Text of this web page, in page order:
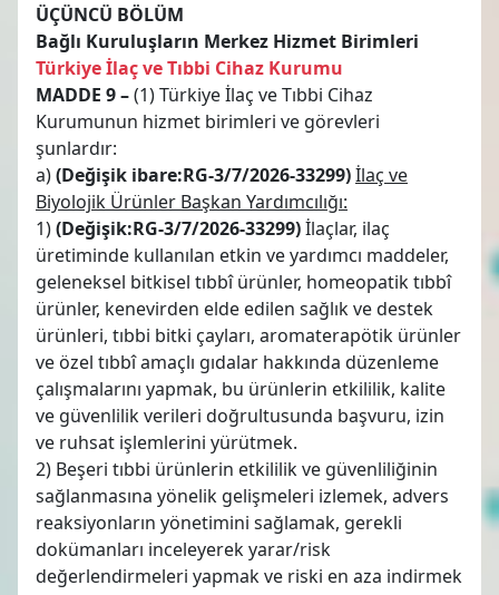
ÜÇÜNCÜ BÖLÜM
Bağlı Kuruluşların Merkez Hizmet Birimleri
Türkiye İlaç ve Tıbbi Cihaz Kurumu
MADDE 9 –(1) Türkiye İlaç ve Tıbbi Cihaz
Kurumunun hizmet birimleri ve görevleri
şunlardır:
a)(Değişik ibare:RG-3/7/2026-33299)İlaç ve
Biyolojik Ürünler Başkan Yardımcılığı:
1)(Değişik:RG-3/7/2026-33299)İlaçlar, ilaç
üretiminde kullanılan etkin ve yardımcı maddeler,
geleneksel bitkisel tıbbî ürünler, homeopatik tıbbî
ürünler, kenevirden elde edilen sağlık ve destek
ürünleri, tıbbi bitki çayları, aromaterapötik ürünler
ve özel tıbbî amaçlı gıdalar hakkında düzenleme
çalışmalarını yapmak, bu ürünlerin etkililik, kalite
ve güvenlilik verileri doğrultusunda başvuru, izin
ve ruhsat işlemlerini yürütmek.
2) Beşeri tıbbi ürünlerin etkililik ve güvenliliğinin
sağlanmasına yönelik gelişmeleri izlemek, advers
reaksiyonların yönetimini sağlamak, gerekli
dokümanları inceleyerek yarar/risk
değerlendirmeleri yapmak ve riski en aza indirmek